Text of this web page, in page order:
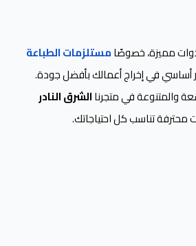
مميزة، خصوصًامستلزمات الطباعة
أساسي في إخراج أعمالك بأفضل جودة.
والمتنوعة في متجرناالشرق النادر
محترفة تناسب كل احتياجاتك.